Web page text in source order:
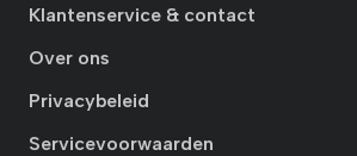
Klantenservice & contact
Over ons
Privacybeleid
Servicevoorwaarden